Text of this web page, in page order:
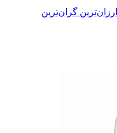
ارزان‌ترین گران‌ترین